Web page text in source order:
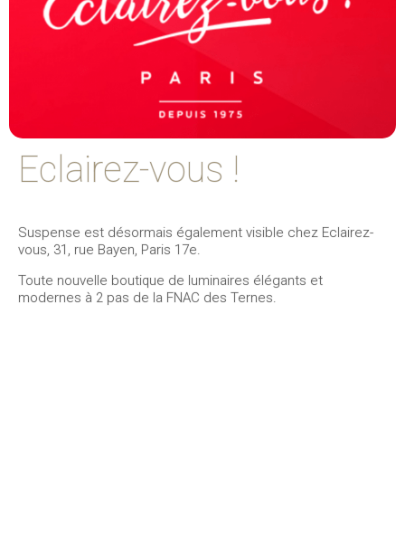
Eclairez-vous !
Suspense est désormais également visible chez Eclairez-
vous, 31, rue Bayen, Paris 17e.
Toute nouvelle boutique de luminaires élégants et
modernes à 2 pas de la FNAC des Ternes.